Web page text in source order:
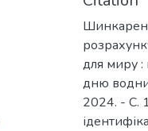
для миру :
дню
2024. - С.